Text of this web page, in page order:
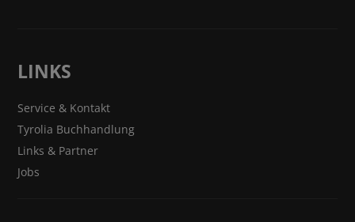
LINKS
Service & Kontakt
Tyrolia Buchhandlung
Links & Partner
Jobs